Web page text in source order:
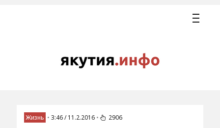
Жизнь • 3:46 / 11.2.2016 • 2906